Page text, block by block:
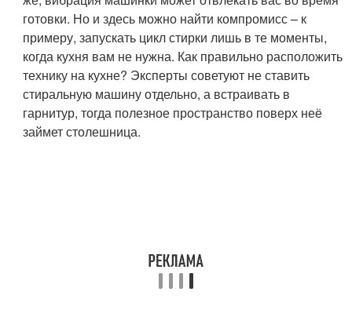
готовки. Но и здесь можно найти компромисс – к
примеру, запускать цикл стирки лишь в те моменты,
когда кухня вам не нужна. Как правильно расположить
технику на кухне? Эксперты советуют не ставить
стиральную машину отдельно, а встраивать в
гарнитур, тогда полезное пространство поверх неё
займет столешница.